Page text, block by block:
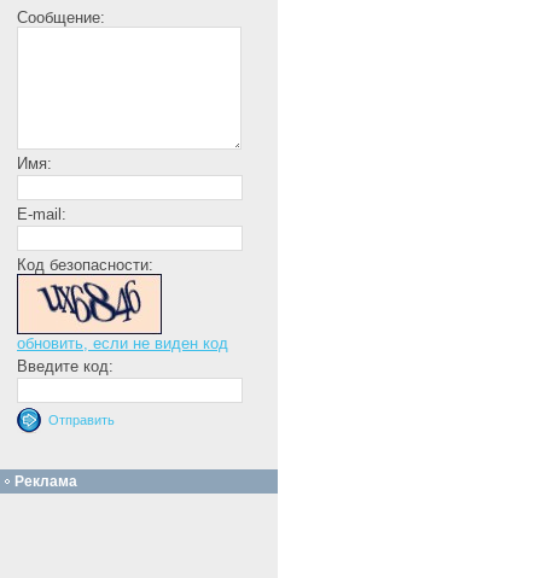
Сообщение:
Имя:
E-mail:
Код безопасности:
обновить, если не виден код
Введите код:
Реклама